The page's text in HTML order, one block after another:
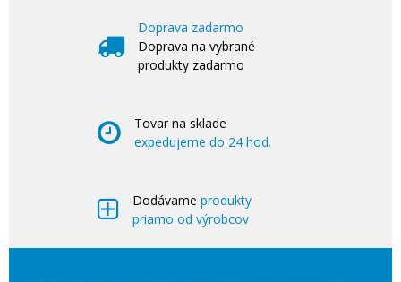
Doprava zadarmo
Doprava na vybrané
produkty zadarmo
Tovar na sklade
expedujeme do 24 hod.
Dodávame produkty
priamo od výrobcov